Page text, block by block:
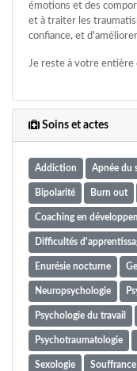
émotions et des
et à traiter les
confiance, et
Je reste à votre entière
Soins et actes
Addiction Apnée du
Bipolarité Burn out
Coaching en
Difficultés
Enurésie nocturne
Neuropsychologie
Psychologie du travail
Psychotraumatologie
Sexologie Souffrance